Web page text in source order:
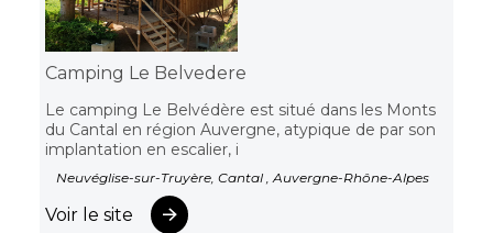
Camping Le Belvedere
Le camping Le Belvédère est situé dans les Monts
du Cantal en région Auvergne, atypique de par son
implantation en escalier, i
Neuvéglise-sur-Truyère, Cantal , Auvergne-Rhône-Alpes
Voir le site